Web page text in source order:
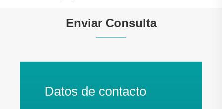
Enviar Consulta
Datos de contacto